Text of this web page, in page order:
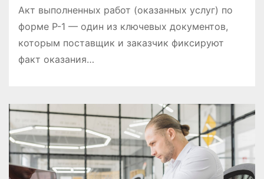
Акт выполненных работ (оказанных услуг) по
форме Р-1 — один из ключевых документов,
которым поставщик и заказчик фиксируют
факт оказания…